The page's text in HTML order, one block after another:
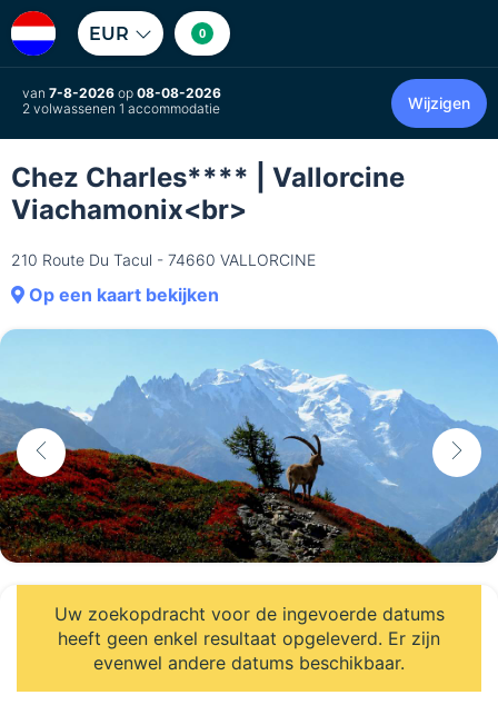
EUR 0
van 7-8-2026 op 08-08-2026
2 volwassenen 1 accommodatie
Wijzigen
Chez Charles**** | Vallorcine
Viachamonix<br>
210 Route Du Tacul - 74660 VALLORCINE
Op een kaart bekijken
Uw zoekopdracht voor de ingevoerde datums
heeft geen enkel resultaat opgeleverd. Er zijn
evenwel andere datums beschikbaar.